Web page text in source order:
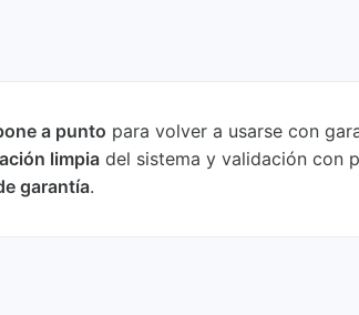
a punto para volver a usarse con
limpia del sistema y validación con
garantía.